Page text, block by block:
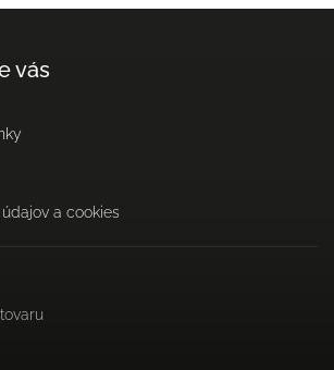
vás
a cookies